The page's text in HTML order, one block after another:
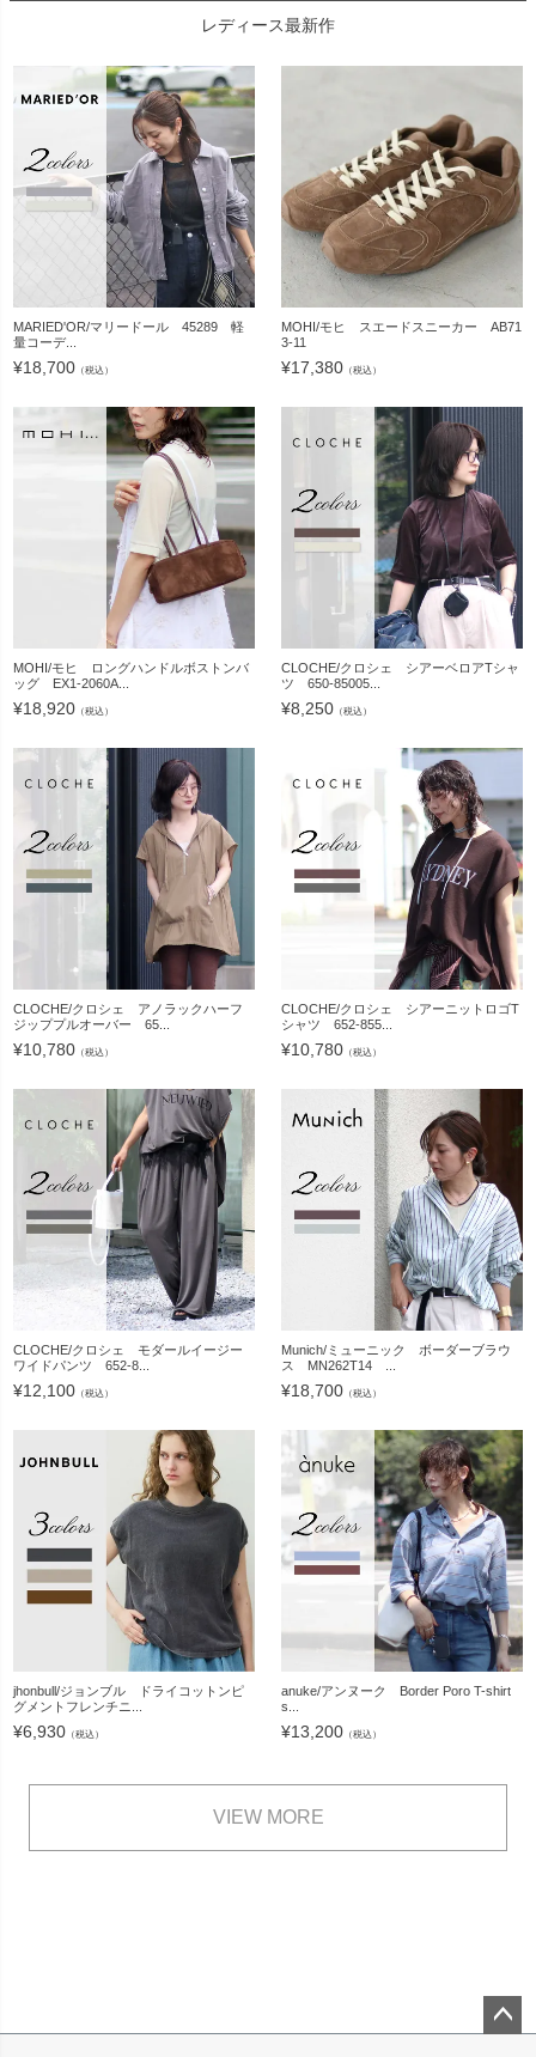
レディース最新作
MARIED'OR/マリードール 45289 軽
量コーデ...
¥18,700 （税込）
MOHI/モヒ スエードスニーカー AB71
3-11
¥17,380 （税込）
MOHI/モヒ ロングハンドルボストンバ
ッグ EX1-2060A...
¥18,920 （税込）
CLOCHE/クロシェ シアーベロアTシャ
ツ 650-85005...
¥8,250 （税込）
CLOCHE/クロシェ アノラックハーフ
ジッププルオーバー 65...
¥10,780 （税込）
CLOCHE/クロシェ シアーニットロゴT
シャツ 652-855...
¥10,780 （税込）
CLOCHE/クロシェ モダールイージー
ワイドパンツ 652-8...
¥12,100 （税込）
Munich/ミューニック ボーダーブラウ
ス MN262T14 ...
¥18,700 （税込）
jhonbull/ジョンブル ドライコットンピ
グメントフレンチニ...
¥6,930 （税込）
anuke/アンヌーク Border Poro T-shirt
s...
¥13,200 （税込）
VIEW MORE